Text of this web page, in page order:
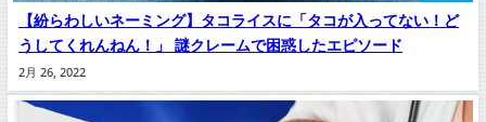
【紛らわしいネーミング】タコライスに「タコが入ってない！ど
うしてくれんねん！」 謎クレームで困惑したエピソード
2月 26, 2022